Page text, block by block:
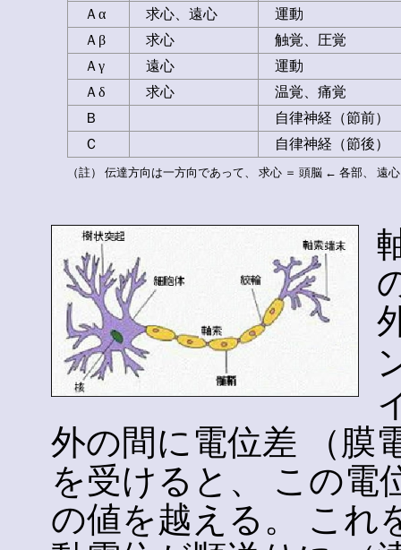
Ａα
求心、遠心
運動
Ａβ
求心
触覚、圧覚
Ａγ
遠心
運動
Ａδ
求心
温覚、痛覚
Ｂ
自律神経（節前
Ｃ
自律神経（節後
（註） 伝達方向は一方向であって、 求心 ＝ 頭脳 ← 各部、 遠
外の間に電位差 （膜
を受けると、 この電
の値を越える。 これ